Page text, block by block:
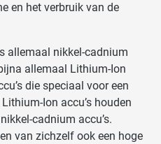
en het verbruik van de
allemaal nikkel-cadnium
allemaal Lithium-Ion
die speciaal voor een
Ion accu’s houden
cadnium accu’s.
van zichzelf ook een hoge